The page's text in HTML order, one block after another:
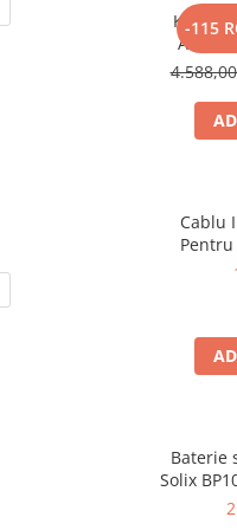
-115
Kit
Anker
2000W
Cablu
Baterie
Solix